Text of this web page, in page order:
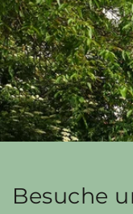
Besuche